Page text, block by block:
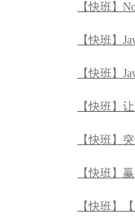
【快班】
【快班】
【快班】
【快班】
【快班】
【快班】
【快班】